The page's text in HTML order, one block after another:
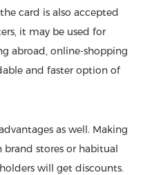
card is also accepted
it may be used for
abroad, online-shopping
and faster option of
as well. Making
brand stores or habitual
will get discounts.